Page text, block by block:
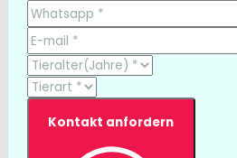
Kontakt anfordern